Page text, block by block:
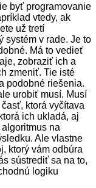
byť programovanie
vtedy, ak
už tretí
systém v rade. Je to
Má to vedieť
zobraziť ich a
zmeniť. Tie isté
podobné riešenia.
urobiť musí. Musí
ktorá vyčítava
ich ukladá, aj
na
Ale vlastne
ktorý vám odbúra
sústrediť sa na to,
logiku